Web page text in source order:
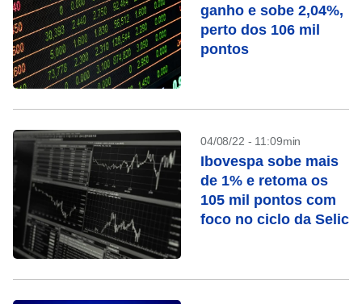
ganho e sobe 2,04%,
perto dos 106 mil
pontos
04/08/22 - 11:09min
Ibovespa sobe mais
de 1% e retoma os
105 mil pontos com
foco no ciclo da Selic